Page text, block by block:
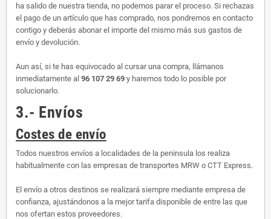
ha salido de nuestra tienda, no podemos parar el proceso. Si rechazas
el pago de un artículo que has comprado, nos pondremos en contacto
contigo y deberás abonar el importe del mismo más sus gastos de
envío y devolución.
Aun así, si te has equivocado al cursar una compra, llámanos
inmediatamente al 96 107 29 69 y haremos todo lo posible por
solucionarlo.
3.- Envíos
Costes de envío
Todos nuestros envíos a localidades de la peninsula los realiza
habitualmente con las empresas de transportes MRW o CTT Express.
El envío a otros destinos se realizará siempre mediante empresa de
confianza, ajustándonos a la mejor tarifa disponible de entre las que
nos ofertan estos proveedores.